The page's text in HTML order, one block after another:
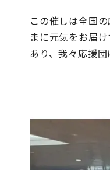
この催しは全国
まに元気をお届
あり、我々応援